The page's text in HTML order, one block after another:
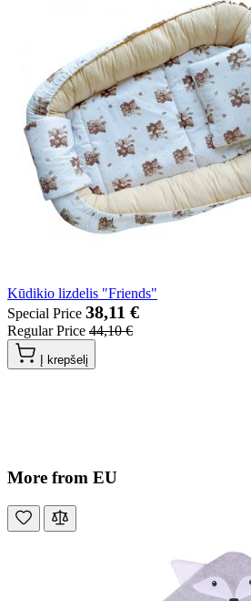
Kūdikio lizdelis "Friends"
Special Price 38,11 €
Regular Price 44,10 €
Į krepšelį
More from EU